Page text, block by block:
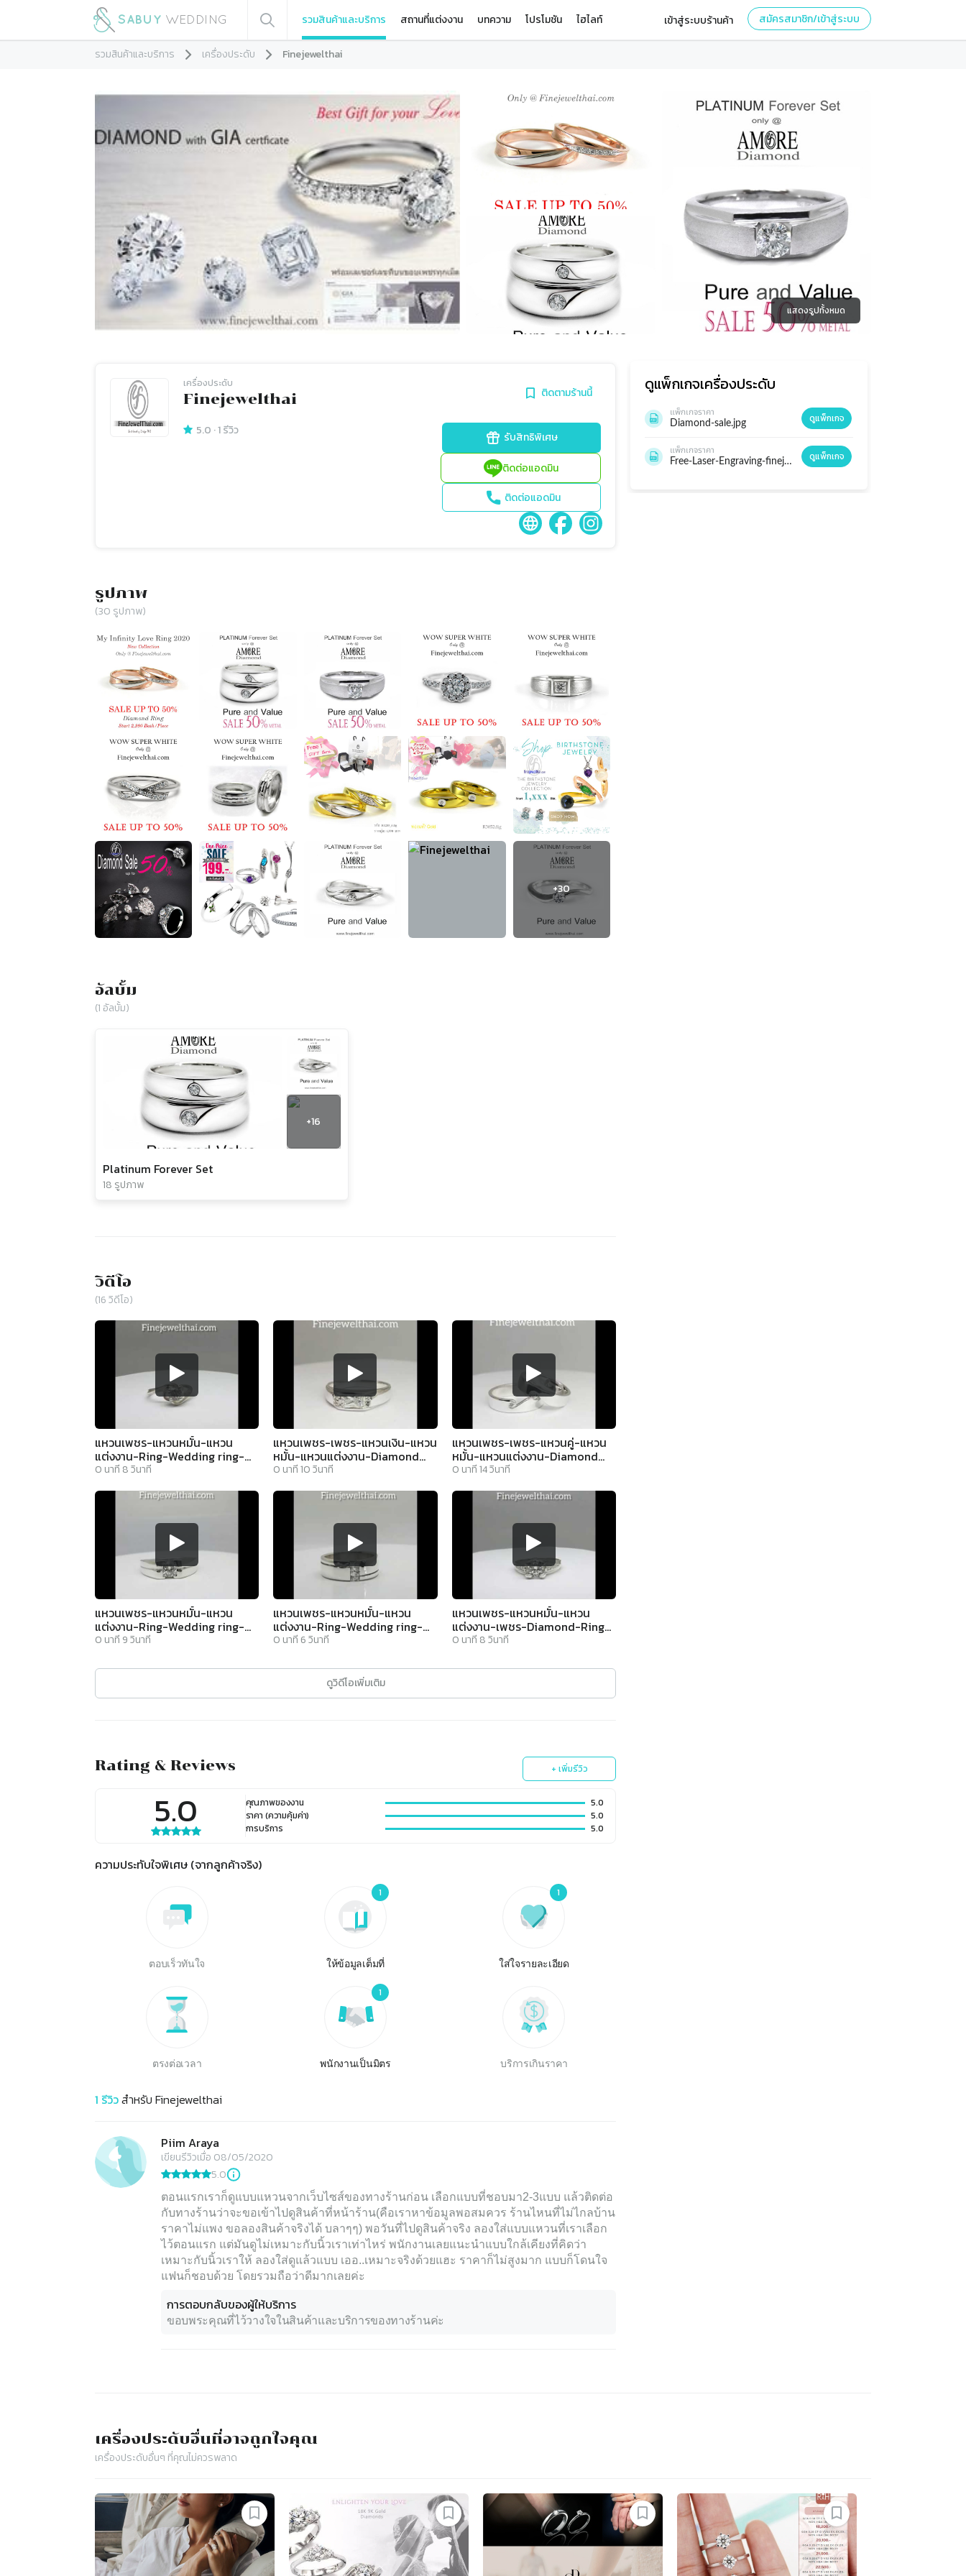
รวมสินค้าและบริการ สถานที่แต่งงาน บทความ โปรโมชัน ไฮไลท์ เข้าสู่ระบบร้านค้า สมัครสมาชิก/เข้าสู่ระบบ
รวมสินค้าและบริการ เครื่องประดับ Finejewelthai
แสดงรูปทั้งหมด
เครื่องประดับ
Finejewelthai ติดตามร้านนี้
5.0 ·1รีวิว รับสิทธิพิเศษ
ติดต่อแอดมิน
ติดต่อแอดมิน
รูปภาพ
(30 รูปภาพ)
อัลบั้ม
(1 อัลบั้ม)
+16
Platinum Forever Set
18 รูปภาพ
วิดีโอ
(16วิดีโอ)
แหวนเพชร-แหวนหมั้น-แหวน
แต่งงาน-Ring-Wedding ring-
Diamond-Ring-Finejewelthai -
0 นาที 8วินาที
แหวนเพชร-เพชร-แหวนเงิน-แหวน
หมั้น-แหวนแต่งงาน-Diamond
Cz-Silver-Wedding-Ring-
0 นาที10วินาที
แหวนเพชร-เพชร-แหวนคู่-แหวน
หมั้น-แหวนแต่งงาน-Diamond
Cz-Couple-Wedding-Ring-
0 นาที14วินาที
แหวนเพชร-แหวนหมั้น-แหวน
แต่งงาน-Ring-Wedding ring-
Diamond-Ring-Finejewelthai -
0 นาที 9วินาที
แหวนเพชร-แหวนหมั้น-แหวน
แต่งงาน-Ring-Wedding ring-
Diamond-Ring-Finejewelthai -
0 นาที 6วินาที
แหวนเพชร-แหวนหมั้น-แหวน
แต่งงาน-เพชร-Diamond-Ring-
Wedding-Finejewelthai -
0 นาที 8วินาที
ดูวิดีโอเพิ่มเติม
Rating & Reviews + เพิ่มรีวิว
5.0 คุณภาพของงาน
5.0
ราคา (ความคุ้มค่า)
5.0
การบริการ
5.0
ความประทับใจพิเศษ (จากลูกค้าจริง)
ตอบเร็วทันใจ
1
ให้ข้อมูลเต็มที่
1
ใส่ใจรายละเอียด
ตรงต่อเวลา
1
พนักงานเป็นมิตร บริการเกินราคา
1 รีวิวสำหรับ Finejewelthai
Piim Araya
เขียนรีวิวเมื่อ 08/05/2020
5.0
ตอนแรกเราก็ดูแบบแหวนจากเว็บไซส์ของทางร้านก่อน เลือกแบบที่ชอบมา2-3แบบ แล้วติดต่อ
กับทางร้านว่าจะขอเข้าไปดูสินค้าที่หน้าร้าน(คือเราหาข้อมูลพอสมควร ร้านไหนที่ไม่ไกลบ้าน
ราคาไม่แพง ขอลองสินค้าจริงได้ บลาๆๆ) พอวันที่ไปดูสินค้าจริง ลองใส่แบบแหวนที่เราเลือก
ไว้ตอนแรก แต่มันดูไม่เหมาะกับนิ้วเราเท่าไหร่ พนักงานเลยแนะนำแบบใกล้เคียงที่คิดว่า
เหมาะกับนิ้วเราให้ ลองใส่ดูแล้วแบบ เออ..เหมาะจริงด้วยแฮะ ราคาก็ไม่สูงมาก แบบก็โดนใจ
แฟนก็ชอบด้วย โดยรวมถือว่าดีมากเลยค่ะ
การตอบกลับของผู้ให้บริการ
ขอบพระคุณที่ไว้วางใจในสินค้าและบริการของทางร้านค่ะ
ดูแพ็กเกจเครื่องประดับ
แพ็กเกจราคา
Diamond-sale.jpg ดูแพ็กเกจ
แพ็กเกจราคา
Free-Laser-Engraving-finejewelthai-2020.jpg ดูแพ็กเกจ
เครื่องประดับอื่นที่อาจถูกใจคุณ
เครื่องประดับอื่นๆ ที่คุณไม่ควรพลาด